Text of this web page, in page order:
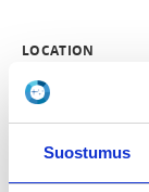
Suostumus
LOCATION
View map
LOCALITY
Hyvinkää